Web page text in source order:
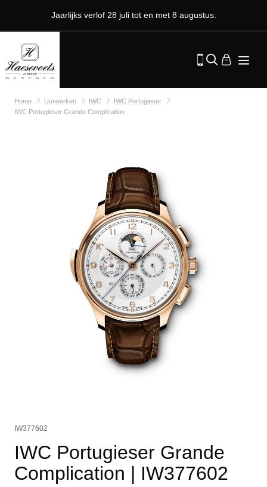
Jaarlijks verlof 28 juli tot en met 8 augustus.
Home Uurwerken IWC
IWC Portugieser
IWC Portugieser Grande Complication
IW377602
IWC Portugieser Grande
Complication | IW377602